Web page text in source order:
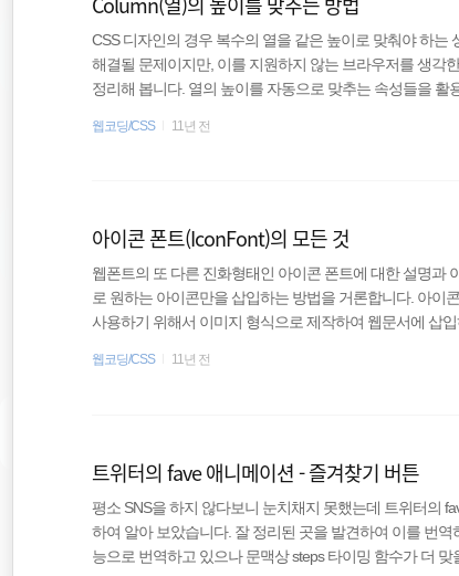
CSS 디자인의 경우 복수의 열을 같은 높이로 맞춰야 하는
해결될 문제이지만, 이를 지원하지 않는 브라우저를 생각
정리해 봅니다. 열의 높이를 자동으로 맞추는 속성들을 활
상 요소를 감싸는 부모요소에 display: flex 를 설정하고 대
웹코딩/CSS 11년 전
아이콘 폰트(IconFont)의 모든 것
웹폰트의 또 다른 진화형태인 아이콘 폰트에 대한 설명과
로 원하는 아이콘만을 삽입하는 방법을 거론합니다. 아이
사용하기 위해서 이미지 형식으로 제작하여 웹문서에 삽
용하여 여러 이미지를 하나의 큰 이미지에 포함시킨 배경
웹코딩/CSS 11년 전
트위터의 fave 애니메이션 - 즐겨찾기 버튼
평소 SNS을 하지 않다보니 눈치채지 못했는데 트위터의
하여 알아 보았습니다. 잘 정리된 곳을 발견하여 이를 번역
능으로 번역하고 있으나 문맥상 steps 타이밍 함수가 더 맞